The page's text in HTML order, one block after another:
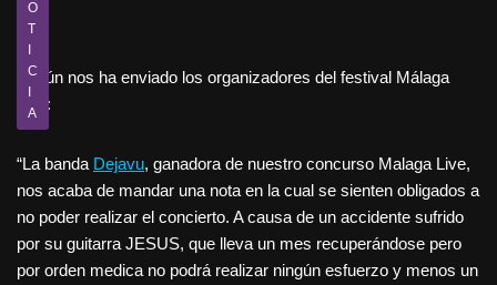
O
T
I
C
I
A
Según nos ha enviado los organizadores del festival Málaga
Live:
“La banda Dejavu, ganadora de nuestro concurso Malaga Live,
nos acaba de mandar una nota en la cual se sienten obligados a
no poder realizar el concierto. A causa de un accidente sufrido
por su guitarra JESUS, que lleva un mes recuperándose pero
por orden medica no podrá realizar ningún esfuerzo y menos un